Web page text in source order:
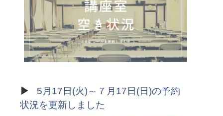
▶
5月17日(火)～７月17日(日)の予約
状況を更新しました